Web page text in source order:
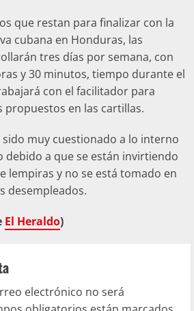
que restan para finalizar con la
cubana en Honduras, las
tres días por semana, con
y 30 minutos, tiempo durante el
con el facilitador para
propuestos en las cartillas.
sido muy cuestionado a lo interno
debido a que se están invirtiendo
lempiras y no se está tomado en
desempleados.
El Heraldo)
electrónico no será